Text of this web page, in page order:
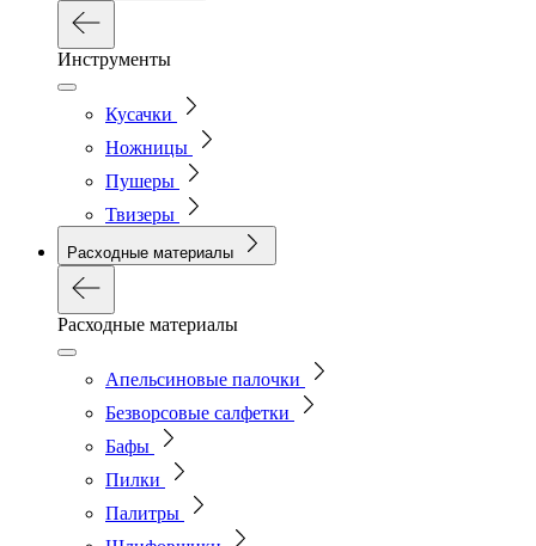
Инструменты
Кусачки
Ножницы
Пушеры
Твизеры
Расходные материалы
Расходные материалы
Апельсиновые палочки
Безворсовые салфетки
Бафы
Пилки
Палитры